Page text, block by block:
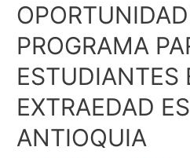
PROGRAMA
ESTUDIANTES
EXTRAEDAD
ANTIOQUIA